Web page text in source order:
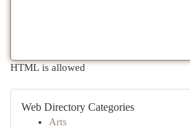
HTML is allowed
Web Directory Categories
Arts